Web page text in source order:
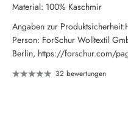
Material: 100% Kaschmir
Angaben zur
Person: ForSchur Wolltextil
Berlin, https://forschur.com/
32 bewertungen